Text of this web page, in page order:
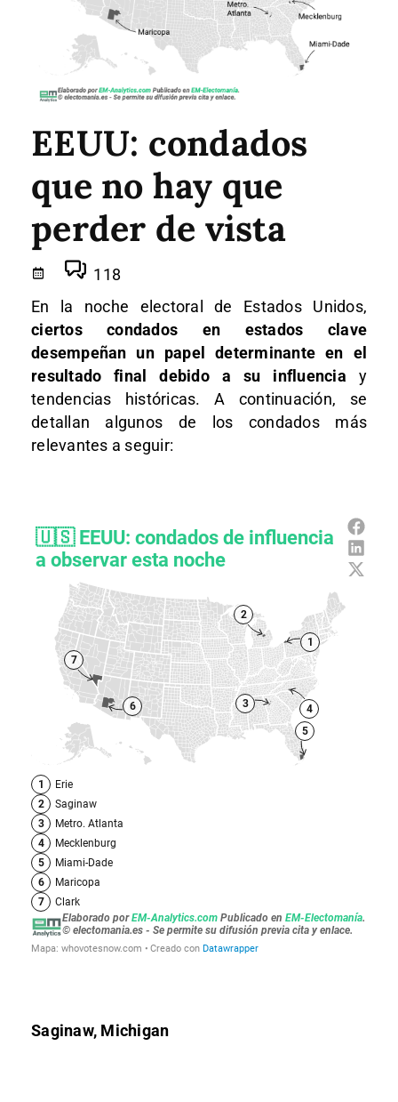
EEUU: condados
que no hay que
perder de vista
118
En la noche electoral de Estados Unidos,
ciertos condados en estados clave
desempeñan un papel determinante en el
resultado final debido a su influencia y
tendencias históricas. A continuación, se
detallan algunos de los condados más
relevantes a seguir:
Saginaw, Michigan